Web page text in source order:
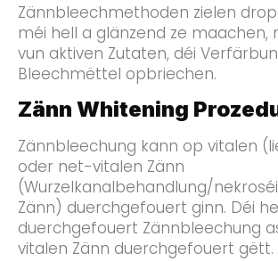
Zännbleechmethoden zielen drop
méi hell a glänzend ze maachen,
vun aktiven Zutaten, déi
Bleechmëttel opbriechen.
Zänn Whitening
Zännbleechung kann op vitalen
oder net-vitalen Zänn
(Wurzelkanalbehandlung/
Zänn) duerchgefouert ginn. Déi
duerchgefouert Zännbleechung
vitalen Zänn duerchgefouert gëtt.